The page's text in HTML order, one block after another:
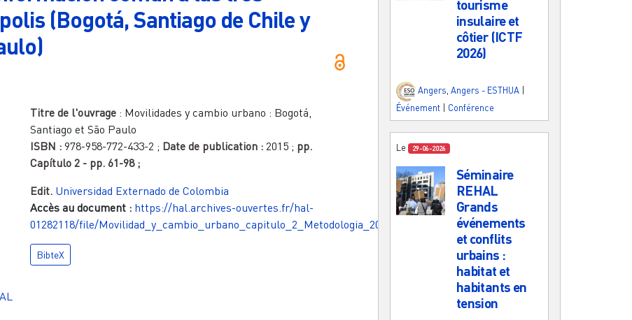
(Bogotá, Santiago de Chile y
Titre de l'ouvrage: Movilidades y cambio urbano : Bogotá,
Santiago et São Paulo
ISBN : 978-958-772-433-2 ; Date de publication : 2015 ; pp.
Capítulo 2 - pp. 61-98 ;
Edit. Universidad Externado de Colombia
Accès au document : https://hal.archives-ouvertes.fr/hal-
01282118/file/Movilidad_y_cambio_urbano_capitulo_2_Metodologia_2015.pdf
BibteX
tourisme
insulaire et
côtier (ICTF
2026)
Angers Angers - ESTHUA
Événement
Conférence
Le 29-06-2026
Séminaire
REHAL
Grands
événements
et conflits
urbains :
habitat et
habitants en
tension